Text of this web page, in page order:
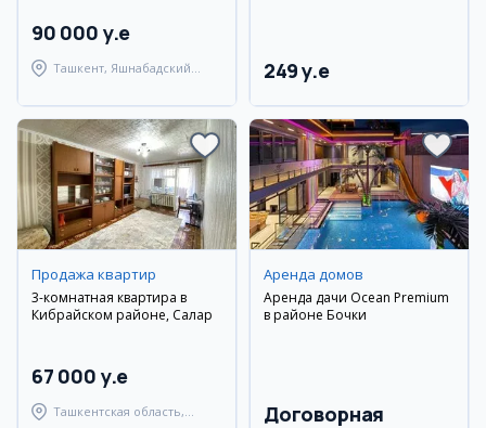
90 000 y.e
Ташкент, Яшнабадский
249 y.e
Продажа квартир
3-комнатная квартира в
Кибрайском районе, Салар
67 000 y.e
Ташкентская область,
Аренда домов
Аренда дачи Ocean Premium
в районе Бочки
Договорная